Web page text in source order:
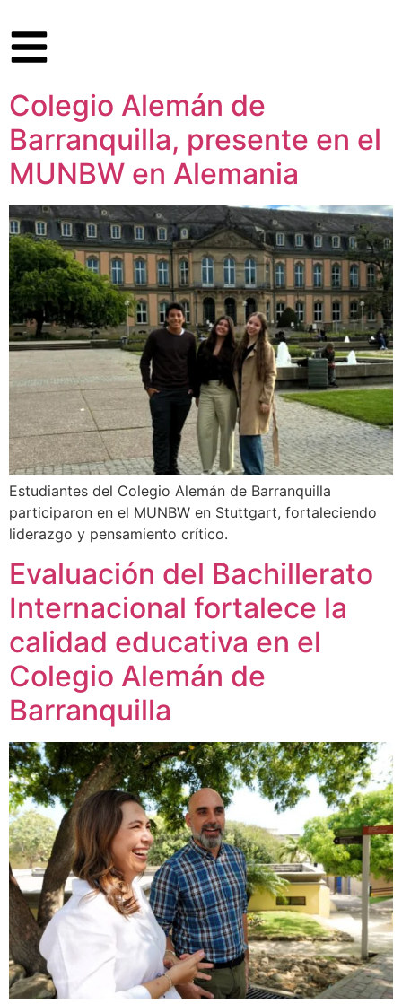
Colegio Alemán de
Barranquilla, presente en el
MUNBW en Alemania
Estudiantes del Colegio Alemán de Barranquilla
participaron en el MUNBW en Stuttgart, fortaleciendo
liderazgo y pensamiento crítico.
Evaluación del Bachillerato
Internacional fortalece la
calidad educativa en el
Colegio Alemán de
Barranquilla